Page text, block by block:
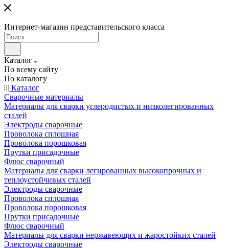
Интернет-магазин представительского класса
Каталог
По всему сайту
По каталогу
Каталог
Сварочные материалы
Материалы для сварки углеродистых и низколегированных
сталей
Электроды сварочные
Проволока сплошная
Проволока порошковая
Прутки присадочные
Флюс сварочный
Материалы для сварки легированных высокопрочных и
теплоустойчивых сталей
Электроды сварочные
Проволока сплошная
Проволока порошковая
Прутки присадочные
Флюс сварочный
Материалы для сварки нержавеющих и жаростойких сталей
Электроды сварочные